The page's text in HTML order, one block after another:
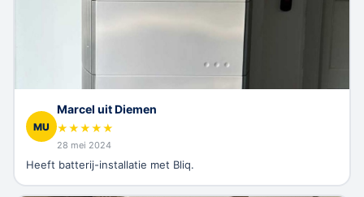
MU
Marcel uit Diemen
★★★★★
28 mei 2024
Heeft batterij-installatie met Bliq.